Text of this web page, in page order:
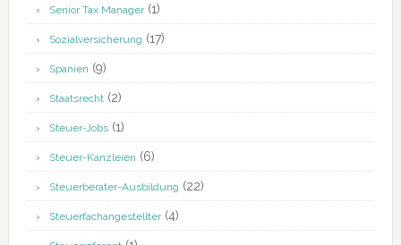
Senior Tax Manager(1)
Sozialversicherung (17)
Spanien (9)
Staatsrecht(2)
Steuer-Jobs(1)
Steuer-Kanzleien (6)
Steuerberater-Ausbildung (22)
Steuerfachangestellter(4)